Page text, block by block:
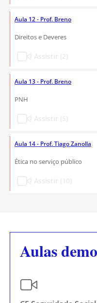
Aula 12 - Prof. Breno
Direitos e Deveres
Aula 13 - Prof. Breno
PNH
Aula 14 - Prof. Tiago Zanolla
Ética no serviço público
Aulas